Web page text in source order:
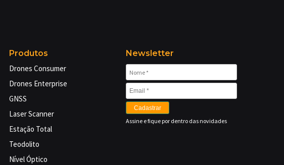
Produtos
Drones Consumer
Drones Enterprise
GNSS
Laser Scanner
Estação Total
Teodolito
Nível Óptico
Newsletter
Cadastrar
Assine e fique por dentro das novidades